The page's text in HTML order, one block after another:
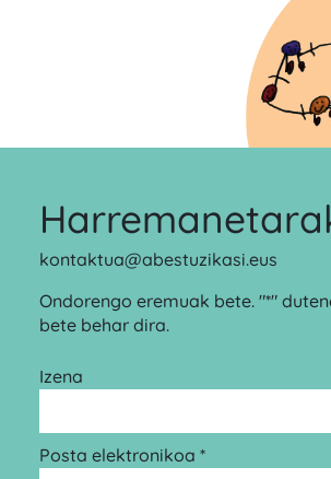
kontaktua@abestuzikasi.eus
Ondorengo eremuak bete. "*"
bete behar dira.
Izena
Posta elektronikoa *